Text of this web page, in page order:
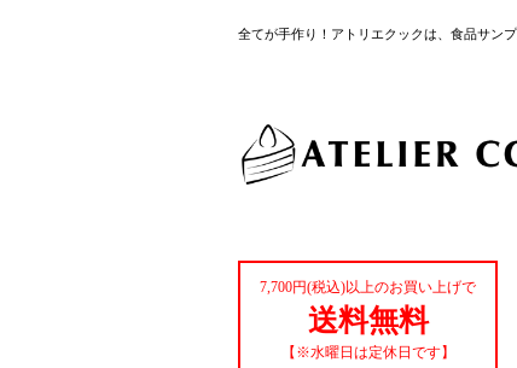
全てが手作り！アトリエクックは、食品サン
7,700円(税込)以上のお買い上げで
送料無料
【※水曜日は定休日です】